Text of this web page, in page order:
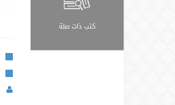
كتب ذات صلة